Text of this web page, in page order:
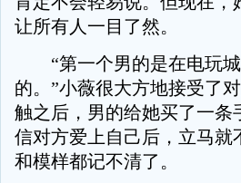
让所有人一目了然。
“第一个男的是在电玩城
的。”小薇很大方地接受了
触之后，男的给她买了一
信对方爱上自己后，立马
和模样都记不清了。